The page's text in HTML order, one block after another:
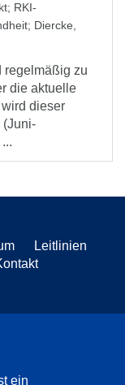
; RKI-
; Diercke,
regelmäßig zu
die aktuelle
dieser
(Juni-
Leitlinien
ein